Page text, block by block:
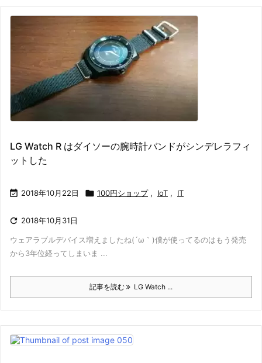
LG Watch R はダイソーの腕時計バンドがシンデレラフィ
ットした
 2018年10月22日  100円ショップ , IoT , IT
 2018年10月31日
ウェアラブルデバイス増えましたね(´ω｀)僕が使ってるのはもう発売
から3年位経ってしまいま ...
記事を読む LG Watch ...